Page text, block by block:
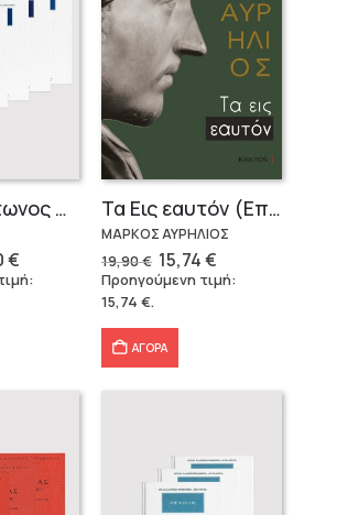
Σειρά Πλάτωνος Πολιτεία
€Η
τρέχουσα
τιμή
Τα Εις εαυτόν (Επίτομο) – Μάρκος Αυρήλιος
ΜΑΡΚΟΣ ΑΥΡΗΛΙΟΣ
19,90€ Original
price
was:
15,74€Η
τρέχουσα
τιμή
Προηγούμενη τιμή:
15,74 €.
ΑΓΟΡΑ